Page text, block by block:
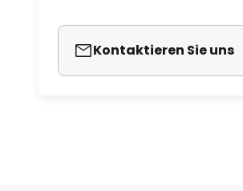
Kontaktieren Sie uns